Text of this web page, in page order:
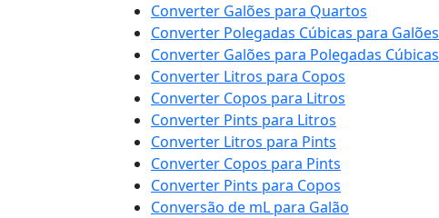
Converter Galões para Quartos
Converter Polegadas Cúbicas para Galões
Converter Galões para Polegadas Cúbicas
Converter Litros para Copos
Converter Copos para Litros
Converter Pints para Litros
Converter Litros para Pints
Converter Copos para Pints
Converter Pints para Copos
Conversão de mL para Galão